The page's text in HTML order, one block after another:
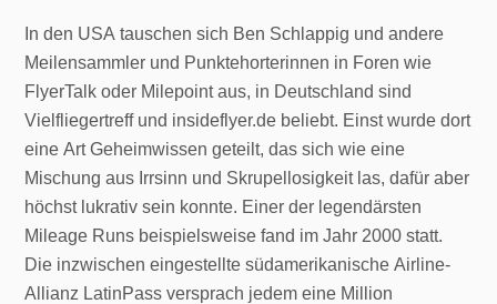
In den USA tauschen sich Ben Schlappig und andere
Meilensammler und Punktehorterinnen in Foren wie
FlyerTalk oder Milepoint aus, in Deutschland sind
Vielfliegertreff und insideflyer.de beliebt. Einst wurde dort
eine Art Geheimwissen geteilt, das sich wie eine
Mischung aus Irrsinn und Skrupellosigkeit las, dafür aber
höchst lukrativ sein konnte. Einer der legendärsten
Mileage Runs beispielsweise fand im Jahr 2000 statt.
Die inzwischen eingestellte südamerikanische Airline-
Allianz LatinPass versprach jedem eine Million